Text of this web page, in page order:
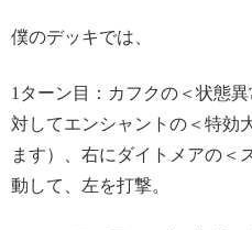
僕のデッキでは、
1ターン目：カフクの＜状態
対してエンシャントの＜特効
ます）、右にダイトメアの＜
動して、左を打撃。